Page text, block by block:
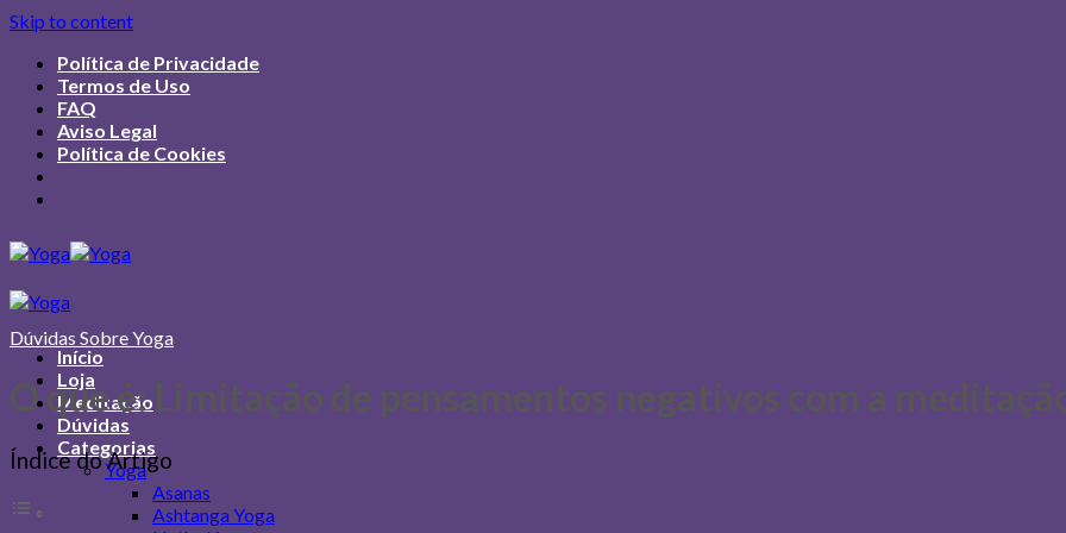
Skip to content
Política de Privacidade
Termos de Uso
FAQ
Aviso Legal
Política de Cookies
Início
Loja
Meditação
Dúvidas
Categorias
Yoga
Asanas
Ashtanga Yoga
Dúvidas Sobre Yoga
O que é: Limitação de pensamentos negativos com a
Índice do Artigo